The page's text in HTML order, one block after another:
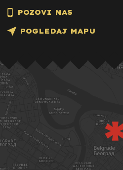
POZOVI NAS
POGLEDAJ MAPU